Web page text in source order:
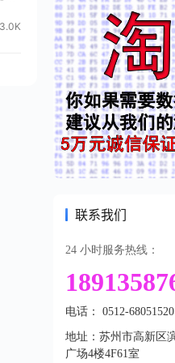
3.0K
联系我们
24 小时服务热线：
电话： 0512-68051520
地址：苏州市高新区
广场4楼4F61室